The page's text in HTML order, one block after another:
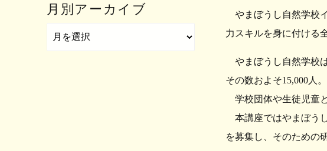
やまぼうし自然学校
力スキルを身に付ける
やまぼうし自然学校
その数およそ15,000人。
学校団体や生徒児童
本講座ではやまぼう
を募集し、そのための
月別アーカイブ